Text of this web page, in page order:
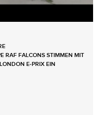
RAF FALCONS STIMMEN MIT
E‑PRIX EIN